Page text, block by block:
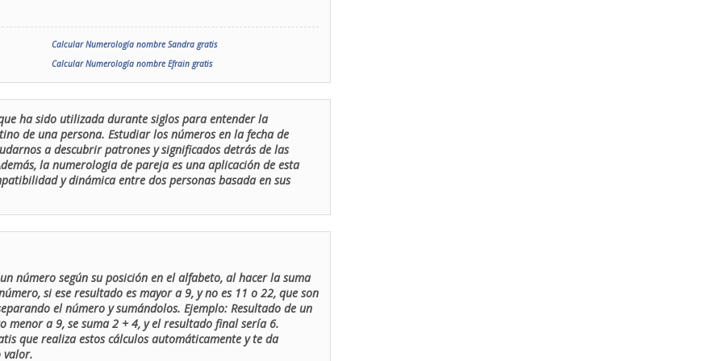
Calcular Numerología nombre Sandra gratis
Calcular Numerología nombre Efrain gratis
ha sido utilizada durante siglos para entender la
de una persona. Estudiar los números en la fecha de
a descubrir patrones y significados detrás de las
la numerologia de pareja es una aplicación de esta
y dinámica entre dos personas basada en sus
número según su posición en el alfabeto, al hacer la suma
si ese resultado es mayor a 9, y no es 11 o 22, que son
el número y sumándolos. Ejemplo: Resultado de un
menor a 9, se suma 2 + 4, y el resultado final sería 6.
que realiza estos cálculos automáticamente y te da
valor.